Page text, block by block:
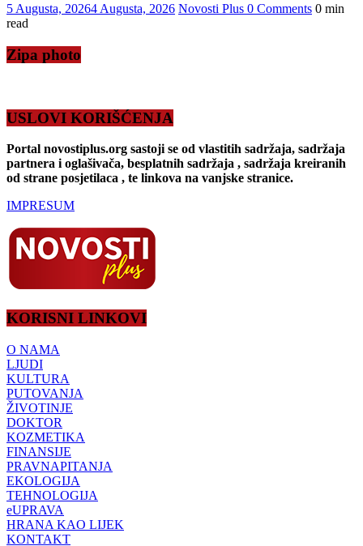
5 Augusta, 20264 Augusta, 2026 Novosti Plus 0 Comments 0 min
read
Zipa photo
USLOVI KORIŠĆENJA
Portal novostiplus.org sastoji se od vlastitih sadržaja, sadržaja
partnera i oglašivača, besplatnih sadržaja , sadržaja kreiranih
od strane posjetilaca , te linkova na vanjske stranice.
IMPRESUM
KORISNI LINKOVI
O NAMA
LJUDI
KULTURA
PUTOVANJA
ŽIVOTINJE
DOKTOR
KOZMETIKA
FINANSIJE
PRAVNAPITANJA
EKOLOGIJA
TEHNOLOGIJA
eUPRAVA
HRANA KAO LIJEK
KONTAKT